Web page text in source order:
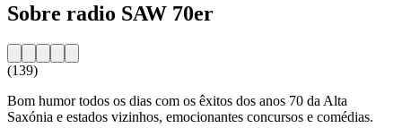
Sobre radio SAW 70er
(139)
Bom humor todos os dias com os êxitos dos anos 70 da Alta
Saxónia e estados vizinhos, emocionantes concursos e comédias.